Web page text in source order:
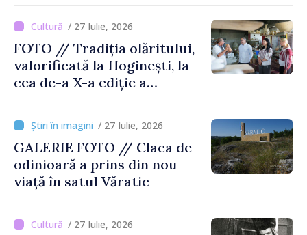
/ 27 Iulie, 2026
FOTO // Tradiția olăritului,
valorificată la Hoginești, la
cea de-a X-a ediție a
Vasile Gonciari”
/ 27 Iulie, 2026
GALERIE FOTO // Claca de
odinioară a prins din nou
viață în satul Văratic
/ 27 Iulie, 2026